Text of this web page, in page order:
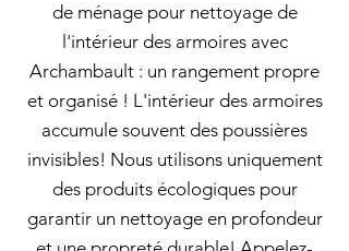
de ménage pour nettoyage de
l'intérieur des armoires avec
Archambault : un rangement propre
et organisé ! L'intérieur des armoires
accumule souvent des poussières
invisibles! Nous utilisons uniquement
des produits écologiques pour
garantir un nettoyage en profondeur